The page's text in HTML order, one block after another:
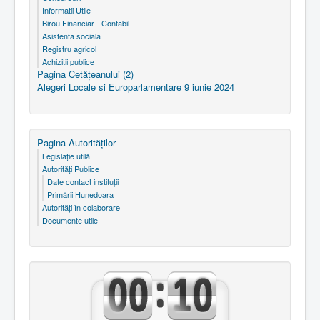
Informatii Utile
Birou Financiar - Contabil
Asistenta sociala
Registru agricol
Achizitii publice
Pagina Cetăţeanului (2)
Alegeri Locale si Europarlamentare 9 iunie 2024
Pagina Autorităţilor
Legislaţie utilă
Autorităţi Publice
Date contact instituţii
Primării Hunedoara
Autorităţi în colaborare
Documente utile